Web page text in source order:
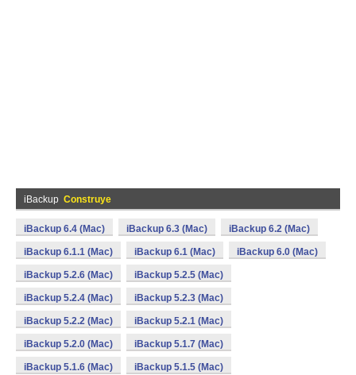
iBackup Construye
iBackup 6.4 (Mac) iBackup 6.3 (Mac) iBackup 6.2 (Mac)
iBackup 6.1.1 (Mac) iBackup 6.1 (Mac) iBackup 6.0 (Mac)
iBackup 5.2.6 (Mac) iBackup 5.2.5 (Mac)
iBackup 5.2.4 (Mac) iBackup 5.2.3 (Mac)
iBackup 5.2.2 (Mac) iBackup 5.2.1 (Mac)
iBackup 5.2.0 (Mac) iBackup 5.1.7 (Mac)
iBackup 5.1.6 (Mac) iBackup 5.1.5 (Mac)